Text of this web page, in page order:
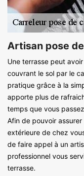
Artisan pose
Une terrasse peut
couvrant le sol par le
pratique grâce à la
apporte plus de
temps que vous
Afin de pouvoir
extérieure de chez
de faire appel à un
professionnel vous
terrasse.